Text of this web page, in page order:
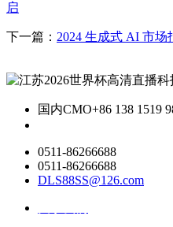
启
下一篇： 2024 生成式 AI 市
国内CMO+86 138 1519
0511-86266688
0511-86266688
DLS88SS@126.com